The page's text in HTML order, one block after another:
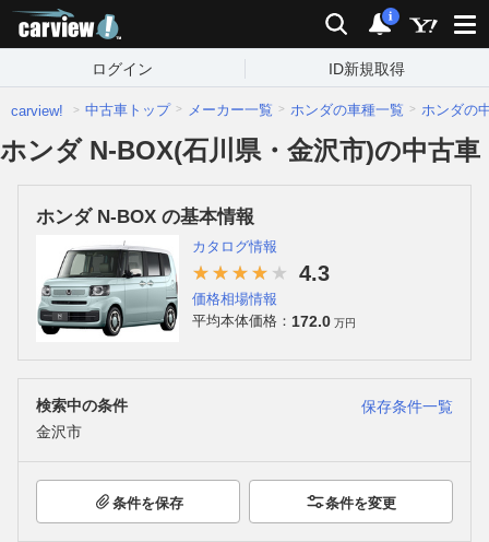
検索 通知
i
ログイン ID新規取得
carview! 中古車トップ メーカー一覧 ホンダの車種一覧 ホンダの
ホンダ N-BOX(石川県・金沢市)の中古車
ホンダ N-BOX の基本情報
カタログ情報
4.3
価格相場情報
平均本体価格： 172.0 万円
検索中の条件
保存条件一覧
金沢市
条件を保存 条件を変更